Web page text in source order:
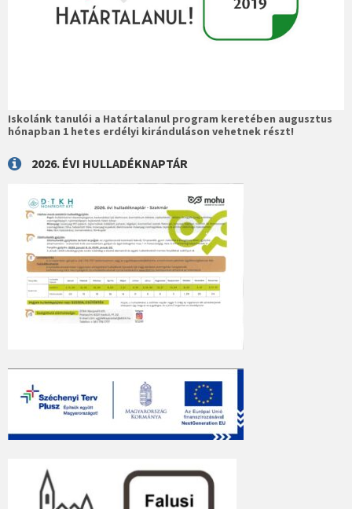
Iskolánk tanulói a Határtalanul program keretében augusztus
hónapban 1 hetes erdélyi kiránduláson vehetnek részt!
2026. ÉVI HULLADÉKNAPTÁR